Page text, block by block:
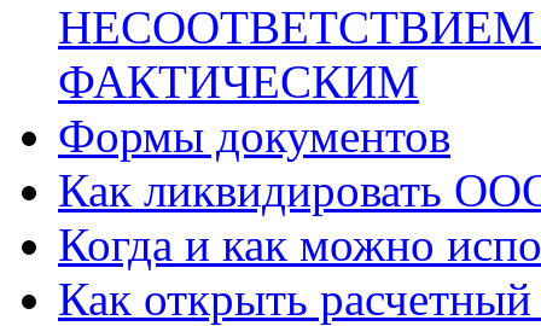
ФАКТИЧЕСКИМ
Формы документов
Как ликвидировать
Когда и как можно
Как открыть расчетный